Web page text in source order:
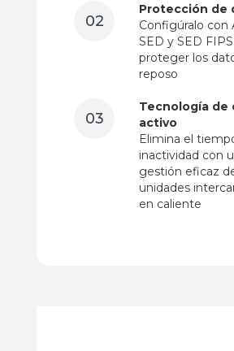
02
Protección de
Configúralo con
SED y SED
proteger los
reposo
03
Tecnología de
activo
Elimina el
inactividad con
gestión eficaz
unidades
en caliente